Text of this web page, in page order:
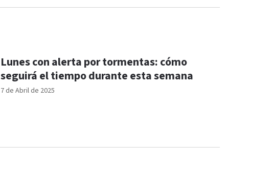
7 de Abril de 2025
Lunes con alerta por tormentas: cómo
seguirá el tiempo durante esta semana